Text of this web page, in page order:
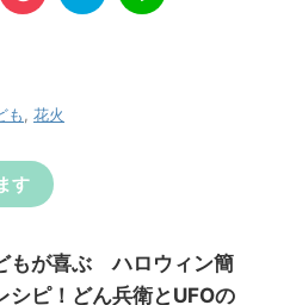
も, 花火
す
もが喜ぶ ハロウィン簡
シピ！どん兵衛とUFOの